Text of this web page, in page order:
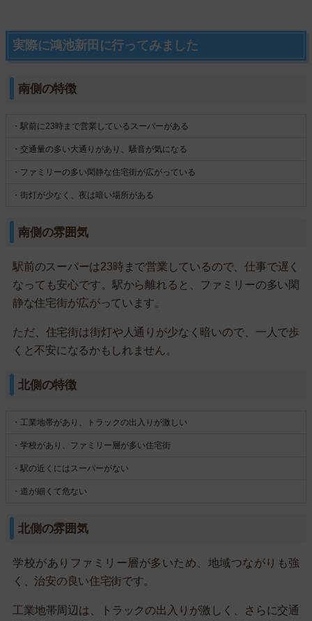
実際に鴻池新田に行ってみました
南側の特徴
・駅前に23時まで営業しているスーパーがある
・交通量の多い大通りがあり、騒音が気になる
・ファミリーの多い閑静な住宅街が広がっている
・街灯が少なく、夜は暗い場所がある
南側の雰囲気
駅前のスーパーは23時まで営業しているので、仕事で遅く
なっても安心です。駅から離れると、ファミリーの多い閑
静な住宅街が広がっています。
ただ、住宅街は街灯や人通りが少なく暗いので、一人で歩
くと不安になるかもしれません。
北側の特徴
・工業地帯があり、トラックの出入りが激しい
・学校があり、ファミリー層が多い住宅街
・駅の近くにはスーパーがない
・道が細くて危ない
北側の雰囲気
学校がありファミリー層が多いため、地域つながりも強
く、治安の良い住宅街です。
工業地帯周辺は、トラックの出入りが激しく、さらに交通